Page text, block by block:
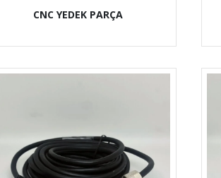
CNC YEDEK PARÇA